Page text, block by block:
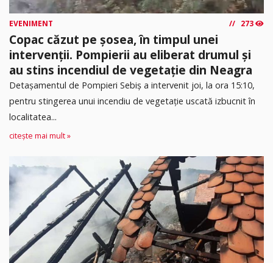
EVENIMENT 273
Copac căzut pe șosea, în timpul unei
intervenții. Pompierii au eliberat drumul și
au stins incendiul de vegetație din Neagra
Detașamentul de Pompieri Sebiș a intervenit joi, la ora 15:10,
pentru stingerea unui incendiu de vegetație uscată izbucnit în
localitatea...
citește mai mult »